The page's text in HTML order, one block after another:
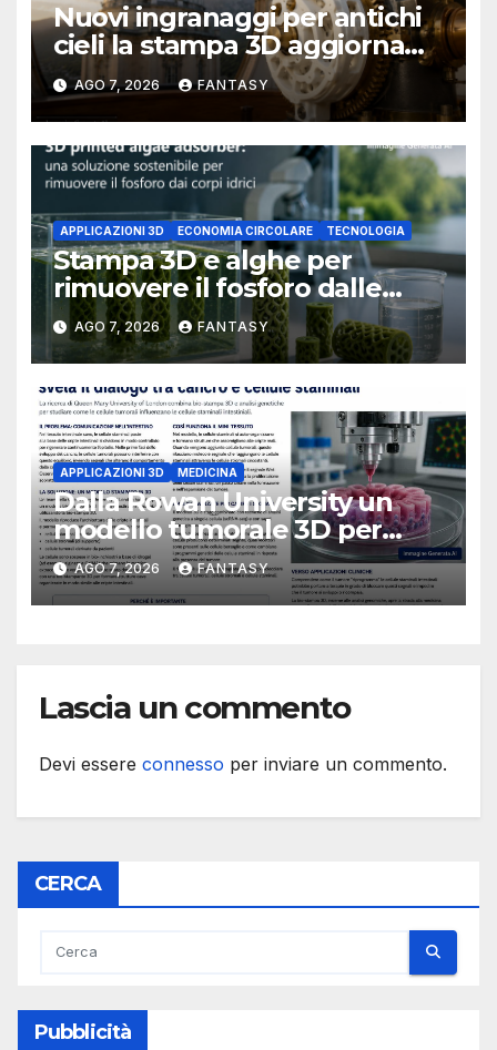
Nuovi ingranaggi per antichi
cieli la stampa 3D aggiorna
un osservatorio del 1930 della
University of Arkansas at
Little Rock
AGO 7, 2026 FANTASY
APPLICAZIONI 3D ECONOMIA CIRCOLARE TECNOLOGIA
Stampa 3D e alghe per
rimuovere il fosforo dalle
acque il progetto della
Florida Atlantic University
AGO 7, 2026 FANTASY
APPLICAZIONI 3D MEDICINA
Dalla Rowan University un
modello tumorale 3D per
studiare il dialogo tra cancro
e cellule staminali
AGO 7, 2026 FANTASY
Lascia un commento
Devi essere connesso per inviare un commento.
CERCA
Pubblicità